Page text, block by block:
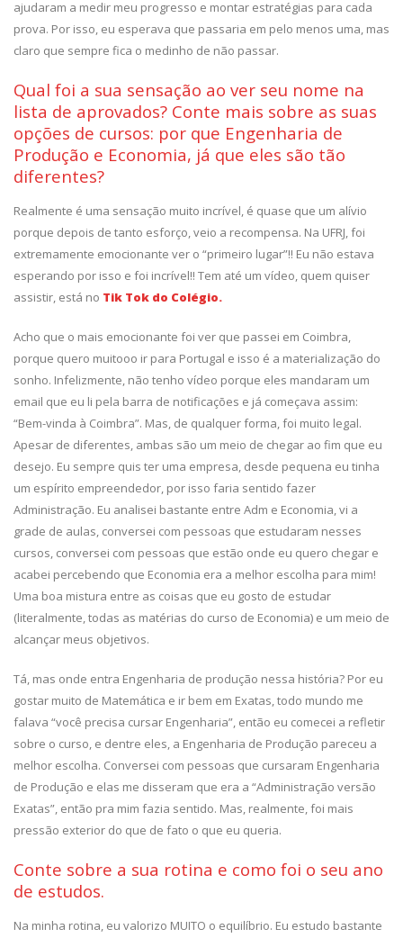
ajudaram a medir meu progresso e montar estratégias para cada
prova. Por isso, eu esperava que passaria em pelo menos uma, mas
claro que sempre fica o medinho de não passar.
Qual foi a sua sensação ao ver seu nome na
lista de aprovados? Conte mais sobre as suas
opções de cursos: por que Engenharia de
Produção e Economia, já que eles são tão
diferentes?
Realmente é uma sensação muito incrível, é quase que um alívio
porque depois de tanto esforço, veio a recompensa. Na UFRJ, foi
extremamente emocionante ver o “primeiro lugar”!! Eu não estava
esperando por isso e foi incrível!! Tem até um vídeo, quem quiser
assistir, está no Tik Tok do Colégio.
Acho que o mais emocionante foi ver que passei em Coimbra,
porque quero muitooo ir para Portugal e isso é a materialização do
sonho. Infelizmente, não tenho vídeo porque eles mandaram um
email que eu li pela barra de notificações e já começava assim:
“Bem-vinda à Coimbra”. Mas, de qualquer forma, foi muito legal.
Apesar de diferentes, ambas são um meio de chegar ao fim que eu
desejo. Eu sempre quis ter uma empresa, desde pequena eu tinha
um espírito empreendedor, por isso faria sentido fazer
Administração. Eu analisei bastante entre Adm e Economia, vi a
grade de aulas, conversei com pessoas que estudaram nesses
cursos, conversei com pessoas que estão onde eu quero chegar e
acabei percebendo que Economia era a melhor escolha para mim!
Uma boa mistura entre as coisas que eu gosto de estudar
(literalmente, todas as matérias do curso de Economia) e um meio de
alcançar meus objetivos.
Tá, mas onde entra Engenharia de produção nessa história? Por eu
gostar muito de Matemática e ir bem em Exatas, todo mundo me
falava “você precisa cursar Engenharia”, então eu comecei a refletir
sobre o curso, e dentre eles, a Engenharia de Produção pareceu a
melhor escolha. Conversei com pessoas que cursaram Engenharia
de Produção e elas me disseram que era a “Administração versão
Exatas”, então pra mim fazia sentido. Mas, realmente, foi mais
pressão exterior do que de fato o que eu queria.
Conte sobre a sua rotina e como foi o seu ano
de estudos.
Na minha rotina, eu valorizo MUITO o equilíbrio. Eu estudo bastante